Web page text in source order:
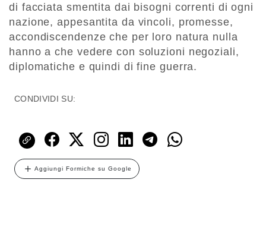
di facciata smentita dai bisogni correnti di ogni
nazione, appesantita da vincoli, promesse,
accondiscendenze che per loro natura nulla
hanno a che vedere con soluzioni negoziali,
diplomatiche e quindi di fine guerra.
CONDIVIDI SU:
Aggiungi Formiche su Google